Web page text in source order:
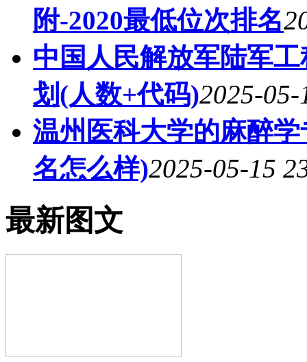
附-2020最低位次排名
中国人民解放军陆军
划(人数+代码)2025-
温州医科大学的麻醉
名怎么样)2025-05-15
最新图文